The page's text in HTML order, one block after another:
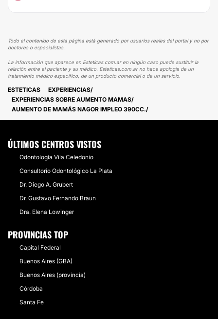
Todo el contenido de esta página está generado por usuarios reales del portal y no por
doctores o especialistas.
La información que aparece en Esteticas.com.ar en ningún caso puede sustituir la
relación entre el paciente y su médico. Esteticas.com.ar no hace apología de un
tratamiento médico específico, de un producto comercial o de un servicio.
ESTETICAS
EXPERIENCIAS
EXPERIENCIAS SOBRE AUMENTO MAMAS
AUMENTO DE MAMÁS NAGOR IMPLEO 390CC.
ÚLTIMOS CENTROS VISTOS
Odontología Vila Celedonio
Consultorio Odontológico La Plata
Dr. Diego A. Grubert
Dr. Gustavo Fernando Braun
Dra. Elena Lowinger
PROVINCIAS TOP
Capital Federal
Buenos Aires (GBA)
Buenos Aires (provincia)
Córdoba
Santa Fe